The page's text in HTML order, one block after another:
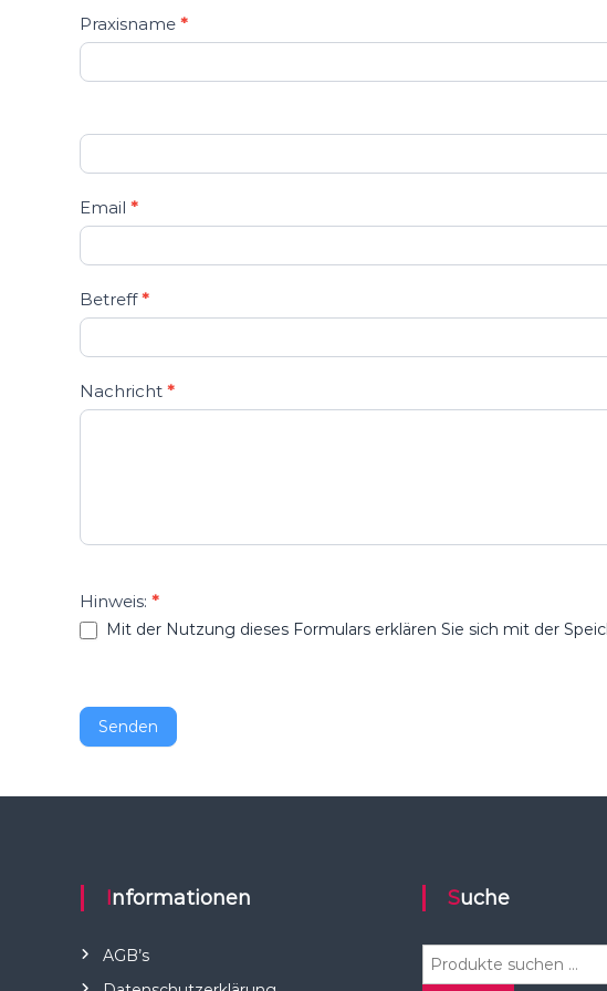
C
o
c
s
Praxisname *
Email *
Betreff*
Nachricht *
Hinweis: *
Mit der Nutzung dieses Formulars erklären Sie sich mit der
Senden
Informationen
AGB’s
Suche